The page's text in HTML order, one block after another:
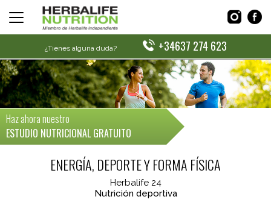
¿Tienes alguna duda? +34637 274 623
Haz ahora nuestro
ESTUDIO NUTRICIONAL GRATUITO
ENERGÍA, DEPORTE Y FORMA FÍSICA
Herbalife 24
Nutrición deportiva